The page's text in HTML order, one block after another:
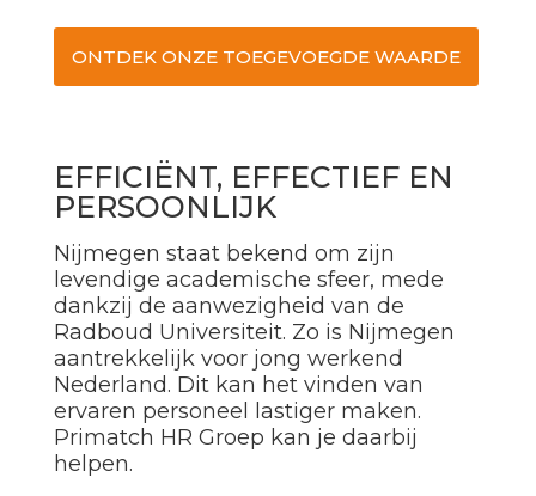
ONTDEK ONZE TOEGEVOEGDE WAARDE
EFFICIËNT, EFFECTIEF EN
PERSOONLIJK
Nijmegen staat bekend om zijn
levendige academische sfeer, mede
dankzij de aanwezigheid van de
Radboud Universiteit. Zo is Nijmegen
aantrekkelijk voor jong werkend
Nederland. Dit kan het vinden van
ervaren personeel lastiger maken.
Primatch HR Groep kan je daarbij
helpen.